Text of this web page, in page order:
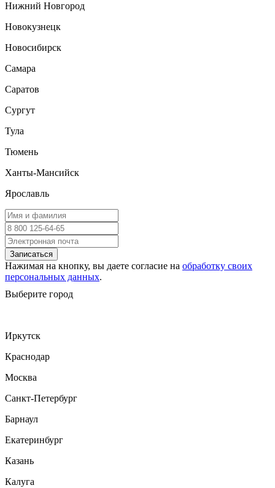
Нижний Новгород
Новокузнецк
Новосибирск
Самара
Саратов
Сургут
Тула
Тюмень
Ханты-Мансийск
Ярославль
Записаться
Нажимая на кнопку, вы даете согласие на обработку своих
персональных данных.
Выберите город
Иркутск
Краснодар
Москва
Санкт-Петербург
Барнаул
Екатеринбург
Казань
Калуга